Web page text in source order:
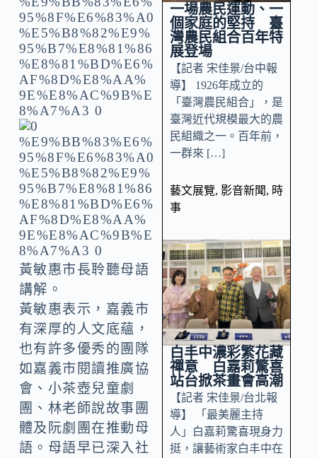
黃敏惠市長聆聽母語
講解。
黃敏惠表示，嘉義市
有深厚的人文底蘊，
也有許多優秀的團隊
如嘉義市閱讀推廣協
會、小茶壺兒童劇
團、林老師說故事團
體及阮劇團在推動母
語。母語早已深入社
一場農民運動、一
個家庭的堅持 臺
灣農民組合百年特
展登場
【記者 宋佳景/台中報
導】 1926年成立的
「臺灣農民組合」，是
臺灣近代規模最大的農
民組織之一。百年前，
一群來 […]
藝文展覽, 影音新聞, 時
事
白丰中濃彩繁花藏
禪意 白嘉莉驚喜
站台掀茶畫會高潮
【記者 宋佳景/台北報
導】 「最美麗主持
人」白嘉莉驚喜現身力
挺，讓藝術家白丰中在